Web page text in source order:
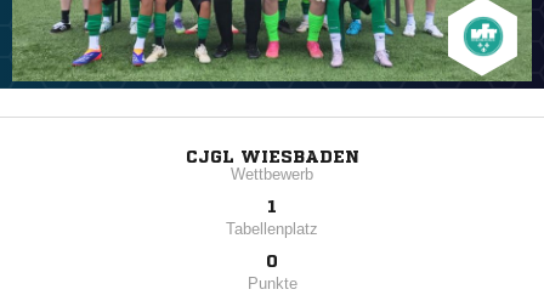
CJGL WIESBADEN
Wettbewerb
1
Tabellenplatz
0
Punkte